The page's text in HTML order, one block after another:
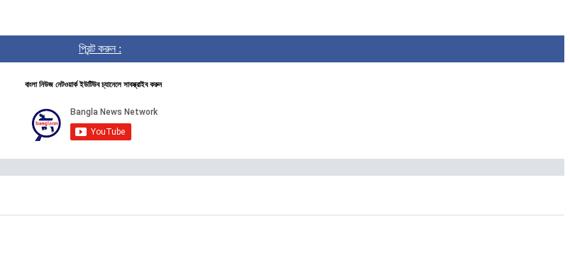
প্রিন্ট করুন :
বাংলা নিউজ নেটওয়ার্ক ইউটিউব চ্যানেলে সাবস্ক্রাইব করুন